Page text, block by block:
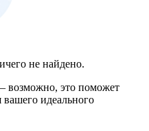
не найдено.
возможно, это поможет
идеального